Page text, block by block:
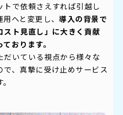
トで依頼さえすれば引越し
用へと変更し、導入の背景で
スト見直し」に大きく貢献
おります。
だいている視点から様々な
で、真摯に受け止めサービス